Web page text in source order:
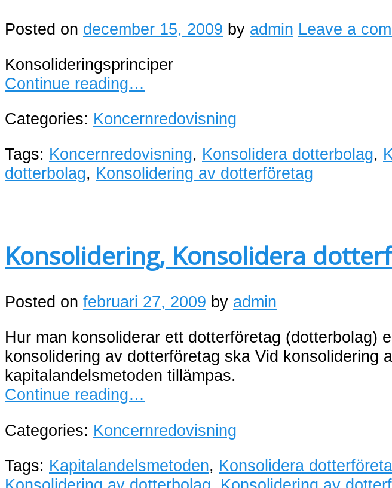
Posted on december 15, 2009 by admin Leave a
Konsolideringsprinciper
Continue reading…
Categories: Koncernredovisning
Tags: Koncernredovisning, Konsolidera dotterbolag,
dotterbolag, Konsolidering av dotterföretag
Konsolidering, Konsolidera
Posted on februari 27, 2009 by admin
Hur man konsoliderar ett dotterföretag (dotterbolag)
konsolidering av dotterföretag ska Vid konsolidering
kapitalandelsmetoden tillämpas.
Continue reading…
Categories: Koncernredovisning
Tags: Kapitalandelsmetoden, Konsolidera